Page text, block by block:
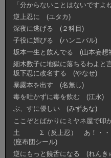
「分からないことはないです
逆上忍に (ユタカ)
深夜に逃げる (２科目)
子役に媚びる (ハンニバル)
坂本一生と飲んでる (山本妄想
細木数子に地獄に落ちるわよと
坂下忍に改名する (やなせ)
暴露本を出す (名無し)
毒を吐かずに毒を飲む (江永)
ぶ、すに優しい (みずあな)
ここぞとばかりにミヤネ屋で
土 Σ（反上忍） あ！・・・
(座布団シール)
逆にもっと饒舌になる (れんき